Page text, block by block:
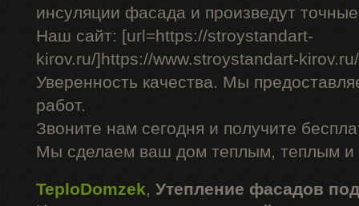
инсуляции фасада и произведут
Наш сайт: [url=https://stroystandart-
kirov.ru/]https://www.stroystandart-
Уверенность качества. Мы
работ.
Звоните нам сегодня и получите
Мы сделаем ваш дом теплым, теплым и
TeploDomzek, Утепление фасадов под